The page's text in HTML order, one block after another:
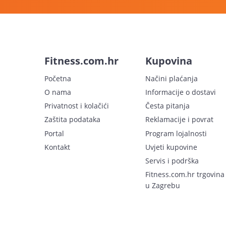
Fitness.com.hr
Početna
O nama
Privatnost i kolačići
Zaštita podataka
Portal
Kontakt
Kupovina
Načini plaćanja
Informacije o dostavi
Česta pitanja
Reklamacije i povrat
Program lojalnosti
Uvjeti kupovine
Servis i podrška
Fitness.com.hr trgovina
u Zagrebu